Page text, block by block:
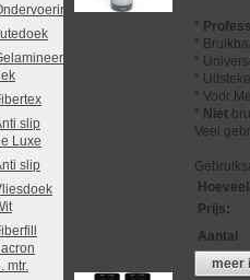
slip
Luxe
slip
mtr.
*
*
*
*
* Voor
* Niet
Veel
Prijs:
Aantal
meer